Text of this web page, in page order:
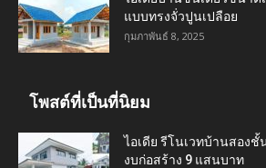
แบบทรงจั่วปูนเปลือย
กุมภาพันธ์ 8, 2025
โพสต์ที่เป็นที่นิยม
ไอเดีย รีโนเวทบ้านสอง
งบก่อสร้าง 9 แสนบาท